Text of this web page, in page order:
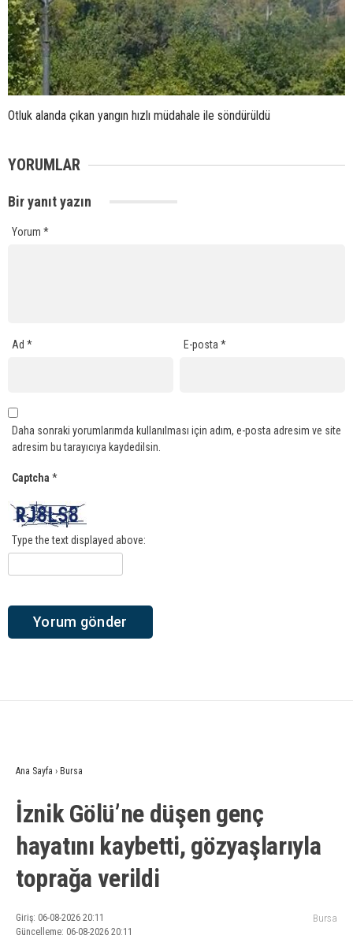
Otluk alanda çıkan yangın hızlı müdahale ile söndürüldü
YORUMLAR
Bir yanıt yazın
Yorum *
Ad * E-posta*
Daha sonraki yorumlarımda kullanılması için adım, e-posta adresim ve site
adresim bu tarayıcıya kaydedilsin.
Captcha *
Type the text displayed above:
Ana Sayfa › Bursa
İznik Gölü’ne düşen genç
hayatını kaybetti, gözyaşlarıyla
toprağa verildi
Giriş: 06-08-2026 20:11
Güncelleme: 06-08-2026 20:11
Bursa